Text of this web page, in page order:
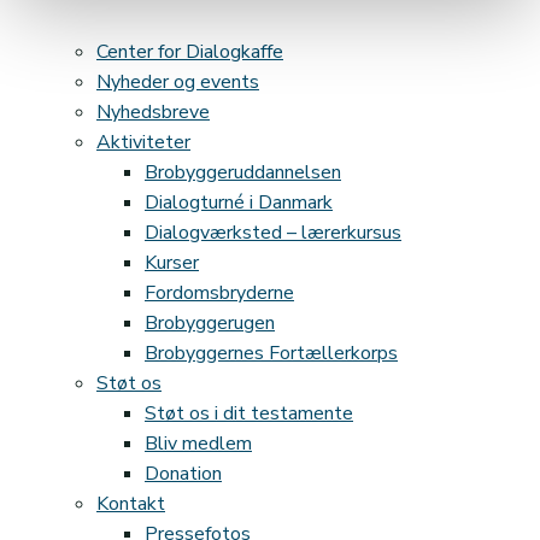
Center for Dialogkaffe
Nyheder og events
Nyhedsbreve
Aktiviteter
Brobyggeruddannelsen
Dialogturné i Danmark
Dialogværksted – lærerkursus
Kurser
Fordomsbryderne
Brobyggerugen
Brobyggernes Fortællerkorps
Støt os
Støt os i dit testamente
Bliv medlem
Donation
Kontakt
Pressefotos